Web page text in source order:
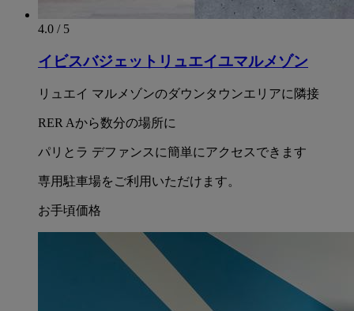
4.0 / 5
イビスバジェットリュエイユマルメゾン
リュエイ マルメゾンのダウンタウンエリアに隣接
RER Aから数分の場所に
パリとラ デファンスに簡単にアクセスできます
専用駐車場をご利用いただけます。
お手頃価格